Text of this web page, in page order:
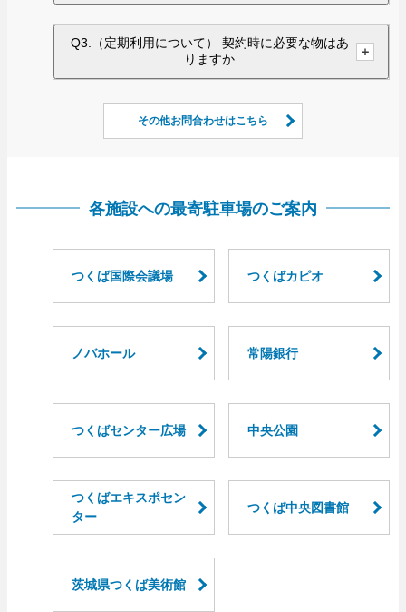
Q3.（定期利用について） 契約時に必要な物はあ
りますか
その他お問合わせはこちら
各施設への最寄駐車場のご案内
つくば国際会議場 つくばカピオ
ノバホール 常陽銀行
つくばセンター広場 中央公園
つくばエキスポセン
ター
つくば中央図書館
茨城県つくば美術館